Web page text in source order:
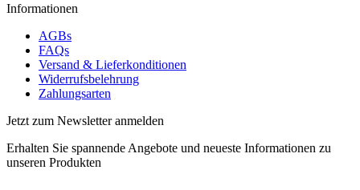
Informationen
AGBs
FAQs
Versand & Lieferkonditionen
Widerrufsbelehrung
Zahlungsarten
Jetzt zum Newsletter anmelden
Erhalten Sie spannende Angebote und neueste Informationen zu
unseren Produkten